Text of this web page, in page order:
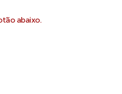
abaixo.